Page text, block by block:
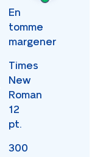
En
tomme
margener
Times
New
Roman
12
pt.
300